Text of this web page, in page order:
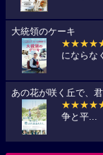
大統領のケーキ
にならな
あの花が咲く丘で、
争と平...